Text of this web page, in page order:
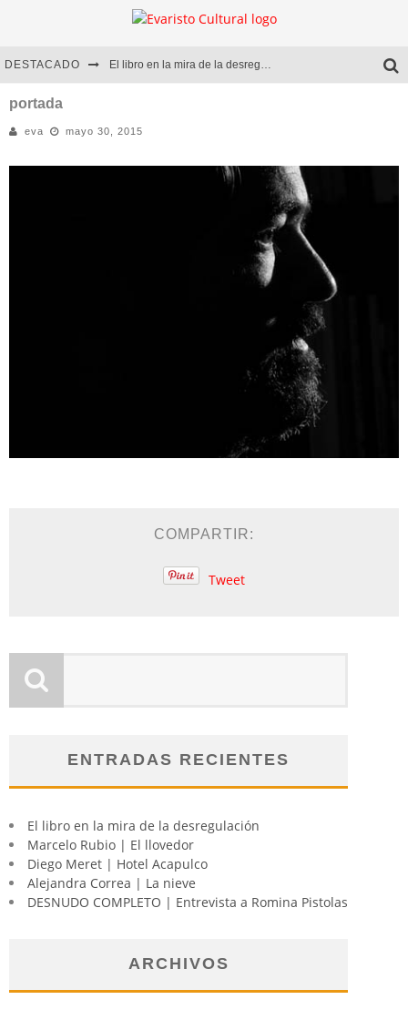
DESTACADO El libro en la mira de la desregulación
Diego Meret | Hotel Acapulco
Alejandra Correa | La nieve
portada
eva mayo 30, 2015
COMPARTIR:
Tweet
ENTRADAS RECIENTES
El libro en la mira de la desregulación
Marcelo Rubio | El llovedor
Diego Meret | Hotel Acapulco
Alejandra Correa | La nieve
DESNUDO COMPLETO | Entrevista a Romina Pistolas
ARCHIVOS